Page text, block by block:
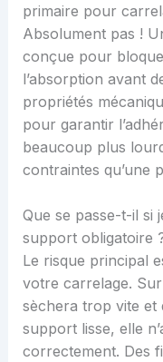
primaire pour
Absolument pas !
conçue pour
l’absorption avant
propriétés
pour garantir
beaucoup plus
contraintes qu’une
Que se passe-t-il si
support obligatoire
Le risque principal
votre carrelage.
sèchera trop vite et
support lisse, elle
correctement. Des